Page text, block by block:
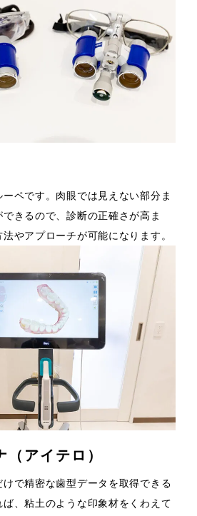
ペです。肉眼では見えない部分ま
きるので、診断の正確さが高ま
やアプローチが可能になります。
（アイテロ）
で精密な歯型データを取得できる
、粘土のような印象材をくわえて